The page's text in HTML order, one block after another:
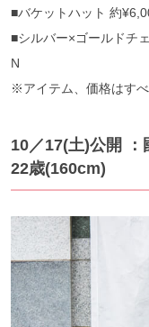
■バケットハット 約
■シルバー×ゴールドチ
N
※アイテム、価格はすべ
10／17(土)公開 ：
22歳(160cm)